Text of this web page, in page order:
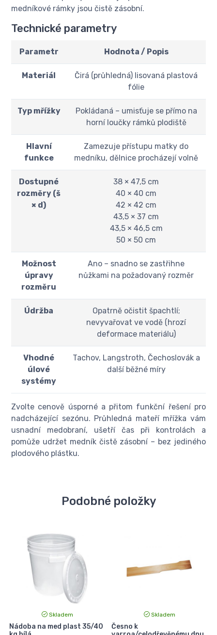
medníkové rámky jsou čistě zásobní.
Technické parametry
Parametr Hodnota / Popis
Materiál
Čirá (průhledná) lisovaná plastová
fólie
Typ mřížky
Pokládaná – umisťuje se přímo na
horní loučky rámků plodiště
Hlavní
funkce
Zamezuje přístupu matky do
medníku, dělnice procházejí volně
Dostupné
rozměry (š
× d)
38 × 47,5 cm
40 × 40 cm
42 × 42 cm
43,5 × 37 cm
43,5 × 46,5 cm
50 × 50 cm
Možnost
úpravy
rozměru
Ano – snadno se zastřihne
nůžkami na požadovaný rozměr
Údržba
Opatrně očistit špachtlí;
nevyvařovat ve vodě (hrozí
deformace materiálu)
Vhodné
úlové
systémy
Tachov, Langstroth, Čechoslovák a
další běžné míry
Zvolte cenově úsporné a přitom funkční řešení pro
nadcházející sezónu. Průhledná mateří mřížka vám
usnadní medobraní, ušetří čas při kontrolách a
pomůže udržet medník čistě zásobní – bez jediného
plodového plástku.
Podobné položky
Skladem
Nádoba na med plast 35/40
Skladem
Česno k